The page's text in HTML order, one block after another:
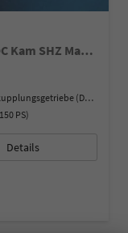
Monte Carlo 1,5 TSI DSG 2Zokli 2xPDC Kam SHZ Matrix 5JG
Doppelkupplungsgetriebe (DSG)
PS)
Details